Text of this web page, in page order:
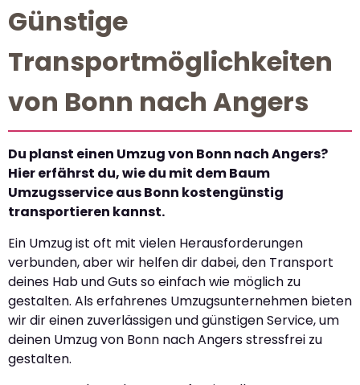
Günstige
Transportmöglichkeiten
von Bonn nach Angers
Du planst einen Umzug von Bonn nach Angers?
Hier erfährst du, wie du mit dem Baum
Umzugsservice aus Bonn kostengünstig
transportieren kannst.
Ein Umzug ist oft mit vielen Herausforderungen
verbunden, aber wir helfen dir dabei, den Transport
deines Hab und Guts so einfach wie möglich zu
gestalten. Als erfahrenes Umzugsunternehmen bieten
wir dir einen zuverlässigen und günstigen Service, um
deinen Umzug von Bonn nach Angers stressfrei zu
gestalten.